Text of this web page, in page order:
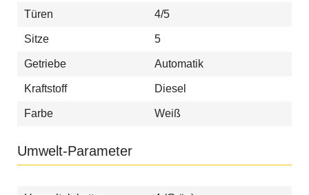
Türen 4/5
Sitze 5
Getriebe Automatik
Kraftstoff Diesel
Farbe Weiß
Umwelt-Parameter